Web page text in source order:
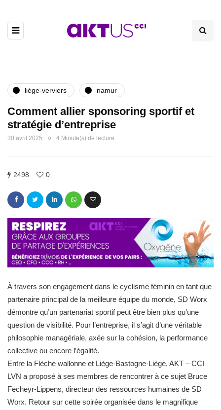
liège-verviers namur
Comment allier sponsoring sportif et
stratégie d’entreprise
30 avril 2025 4 Minute(s) de lecture
2498 0
À travers son engagement dans le cyclisme féminin en tant que
partenaire principal de la meilleure équipe du monde, SD Worx
démontre qu’un partenariat sportif peut être bien plus qu’une
question de visibilité. Pour l’entreprise, il s’agit d’une véritable
philosophie managériale, axée sur la cohésion, la performance
collective ou encore l’égalité.
Entre la Flèche wallonne et Liège-Bastogne-Liège, AKT – CCI
LVN a proposé à ses membres de rencontrer à ce sujet Bruce
Fecheyr-Lippens, directeur des ressources humaines de SD
Worx. Retour sur cette soirée organisée dans le magnifique